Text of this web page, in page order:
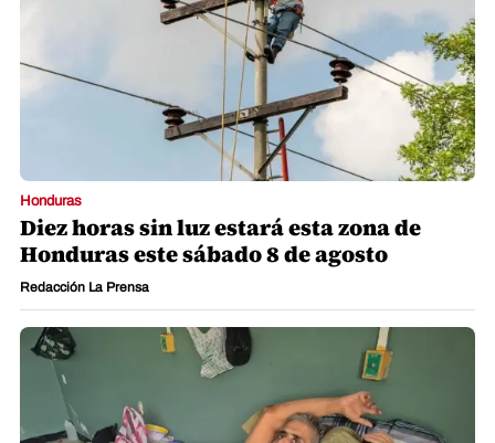
Honduras
Diez horas sin luz estará esta zona de
Honduras este sábado 8 de agosto
Redacción La Prensa